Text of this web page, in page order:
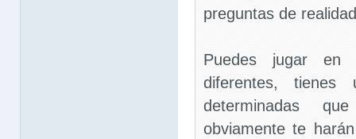
preguntas de
Puedes jugar en
diferentes, tienes
determinadas
obviamente te